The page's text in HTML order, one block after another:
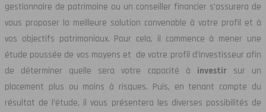
gestionnaire de patrimoine ou un conseiller financier s’assurera de
vous proposer la meilleure solution convenable à votre profil et à
vos objectifs patrimoniaux. Pour cela, il commence à mener une
étude poussée de vos moyens et de votre profil d’investisseur afin
de déterminer quelle sera votre capacité à investirsur un
placement plus ou moins à risques. Puis, en tenant compte du
résultat de l’étude, il vous présentera les diverses possibilités de